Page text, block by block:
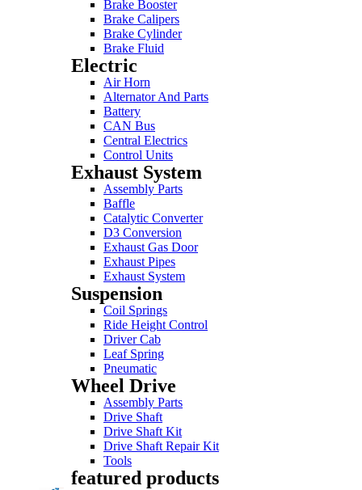
Brake Booster
Brake Calipers
Brake Cylinder
Brake Fluid
Electric
Air Horn
Alternator And Parts
Battery
CAN Bus
Central Electrics
Control Units
Exhaust System
Assembly Parts
Baffle
Catalytic Converter
D3 Conversion
Exhaust Gas Door
Exhaust Pipes
Exhaust System
Suspension
Coil Springs
Ride Height Control
Driver Cab
Leaf Spring
Pneumatic
Wheel Drive
Assembly Parts
Drive Shaft
Drive Shaft Kit
Drive Shaft Repair Kit
Tools
featured products